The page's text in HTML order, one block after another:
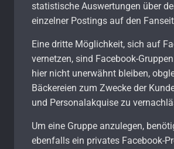
statistische Auswertungen über
einzelner Postings auf den
Eine dritte Möglichkeit, sich auf
vernetzen, sind Facebook-
hier nicht unerwähnt bleiben,
Bäckereien zum Zwecke der
und Personalakquise zu
Um eine Gruppe anzulegen,
ebenfalls ein privates Facebook-